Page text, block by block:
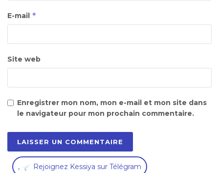
E-mail *
Site web
Enregistrer mon nom, mon e-mail et mon site dans
le navigateur pour mon prochain commentaire.
, Rejoignez Kessiya sur Télégram